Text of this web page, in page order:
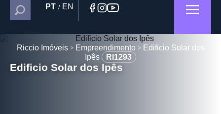
PT / EN
Riccio Imóveis Empreendimento
Edificio Solar dos
Ipês
RI1293
Edificio Solar dos Ipês